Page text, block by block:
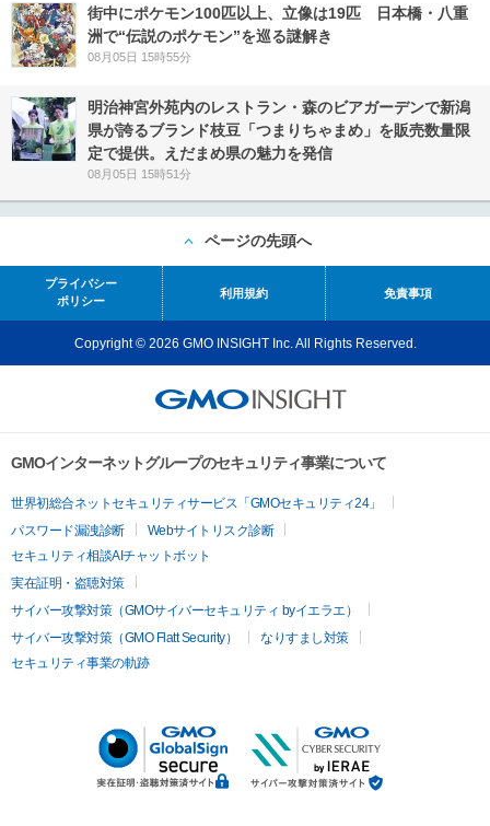
街中にポケモン100匹以上、立像は19匹 日本橋・八重
洲で“伝説のポケモン”を巡る謎解き
08月05日 15時55分
明治神宮外苑内のレストラン・森のビアガーデンで新潟
県が誇るブランド枝豆「つまりちゃまめ」を販売数量限
定で提供。えだまめ県の魅力を発信
08月05日 15時51分
ページの先頭へ
プライバシー
ポリシー
利用規約 免責事項
Copyright © 2026 GMO INSIGHT Inc. All Rights Reserved.
GMOインターネットグループのセキュリティ事業について
世界初総合ネットセキュリティサービス「GMOセキュリティ24」
パスワード漏洩診断
Webサイトリスク診断
セキュリティ相談AIチャットボット
実在証明・盗聴対策
サイバー攻撃対策（GMOサイバーセキュリティ byイエラエ）
サイバー攻撃対策（GMO Flatt Security）
なりすまし対策
セキュリティ事業の軌跡